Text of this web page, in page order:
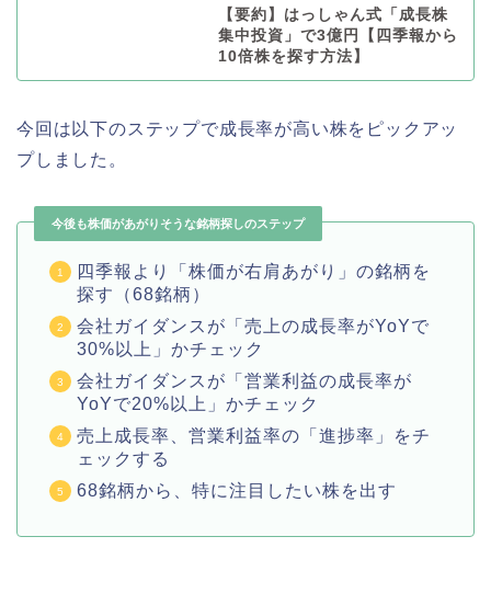
【要約】はっしゃん式「成長株
集中投資」で3億円【四季報から
10倍株を探す方法】
今回は以下のステップで成長率が高い株をピックアッ
プしました。
今後も株価があがりそうな銘柄探しのステップ
四季報より「株価が右肩あがり」の銘柄を
探す（68銘柄）
会社ガイダンスが「売上の成長率がYoYで
30%以上」かチェック
会社ガイダンスが「営業利益の成長率が
YoYで20%以上」かチェック
売上成長率、営業利益率の「進捗率」をチ
ェックする
68銘柄から、特に注目したい株を出す